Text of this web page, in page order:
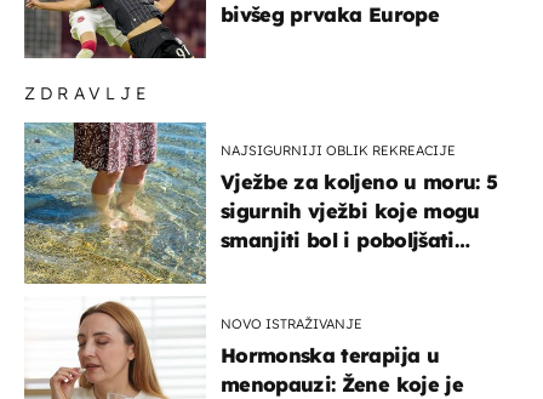
ZDRAVLJE
NAJSIGURNIJI OBLIK REKREACIJE
Vježbe za koljeno u moru: 5
sigurnih vježbi koje mogu
smanjiti bol i poboljšati
NOVO ISTRAŽIVANJE
Hormonska terapija u
menopauzi: Žene koje je
bivšeg prvaka Europe